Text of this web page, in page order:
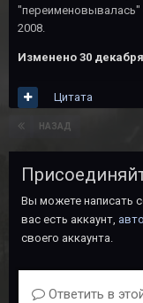
"переименовывалась"
2008.
Изменено 30
Цитата
НАЗАД
Вы можете написать
вас есть аккаунт,
своего аккаунта.
Ответить в